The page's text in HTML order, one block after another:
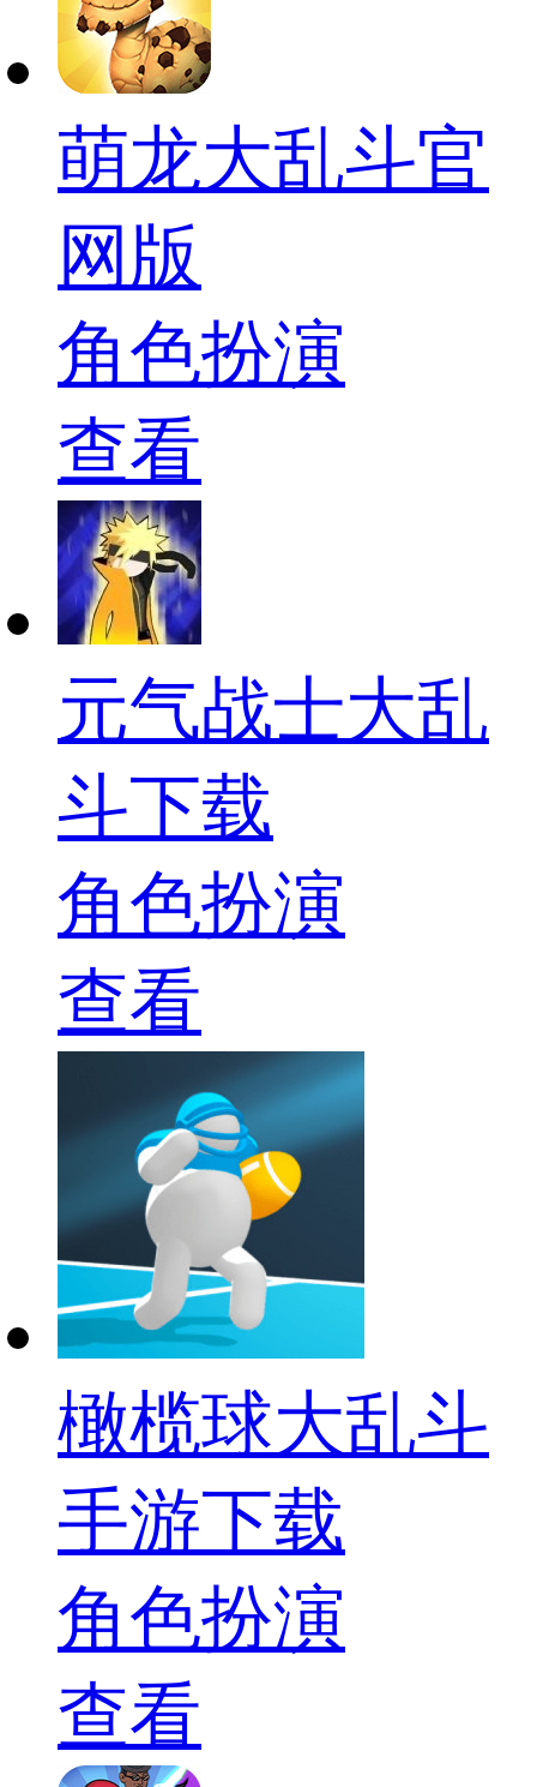
萌龙大乱斗官
网版
角色扮演
查看
元气战士大乱
斗下载
角色扮演
查看
橄榄球大乱斗
手游下载
角色扮演
查看